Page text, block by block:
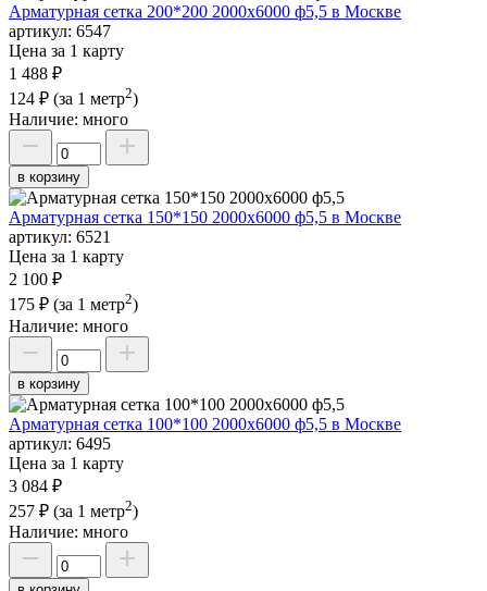
Арматурная сетка 200*200 2000х6000 ф5,5 в Москве
артикул: 6547
Цена за 1 карту
1 488 ₽
124 ₽ (за 1 метр2)
Наличие: много
в корзину
Арматурная сетка 150*150 2000х6000 ф5,5 в Москве
артикул: 6521
Цена за 1 карту
2 100 ₽
175 ₽ (за 1 метр2)
Наличие: много
в корзину
Арматурная сетка 100*100 2000х6000 ф5,5 в Москве
артикул: 6495
Цена за 1 карту
3 084 ₽
257 ₽ (за 1 метр2)
Наличие: много